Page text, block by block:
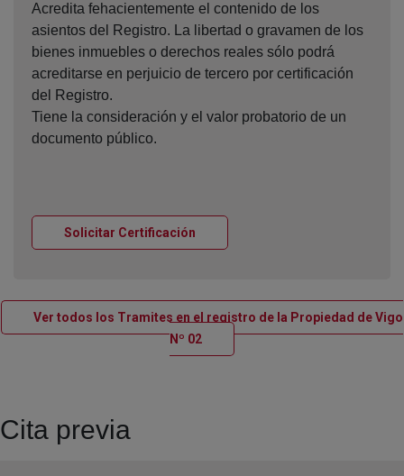
Acredita fehacientemente el contenido de los
asientos del Registro. La libertad o gravamen de los
bienes inmuebles o derechos reales sólo podrá
acreditarse en perjuicio de tercero por certificación
del Registro.
Tiene la consideración y el valor probatorio de un
documento público.
Solicitar Certificación
Ver todos los Tramites en el registro de la Propiedad de Vigo
Nº 02 Ventana nueva
Cita previa